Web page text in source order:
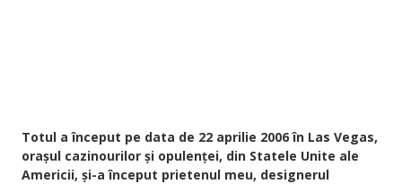
Totul a început pe data de 22 aprilie 2006 în Las Vegas,
orașul cazinourilor și opulenței, din Statele Unite ale
Americii, și-a început prietenul meu, designerul